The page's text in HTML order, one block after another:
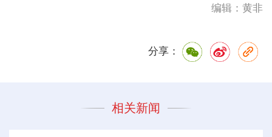
编辑：黄非
分享：
相关新闻